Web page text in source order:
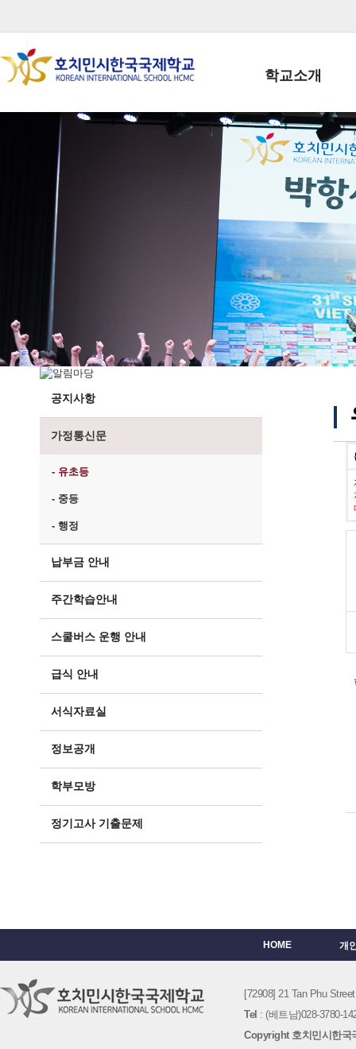
학교소개
학교장인사말
학생회장인사말
학교상징
학교 CI
교직원현황
학생현황
위치/전화
전경사진
공지사항
가정통신문
- 유초등
- 중등
- 행정
납부금 안내
주간학습안내
스쿨버스 운행 안내
급식 안내
서식자료실
정보공개
학부모방
정기고사 기출문제
HOME 개
[72908] 21 Tan Phu
Tel : (베트남)028-3780-
Copyright 호치민시한국